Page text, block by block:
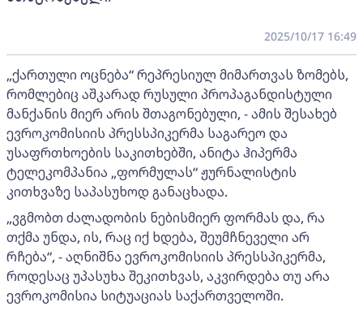
2025/10/17 16:49
„ქართული ოცნება“ რეპრესიულ მიმართვას ზომებს,
რომლებიც აშკარად რუსული პროპაგანდისტული
მანქანის მიერ არის შთაგონებული, - ამის შესახებ
ევროკომისიის პრესსპიკერმა საგარეო და
უსაფრთხოების საკითხებში, ანიტა ჰიპერმა
ტელეკომპანია „ფორმულას“ ჟურნალისტის
კითხვაზე საპასუხოდ განაცხადა.
„ვგმობთ ძალადობის ნებისმიერ ფორმას და, რა
თქმა უნდა, ის, რაც იქ ხდება, შეუმჩნეველი არ
რჩება“, - აღნიშნა ევროკომისიის პრესსპიკერმა,
როდესაც უპასუხა შეკითხვას, აკვირდება თუ არა
ევროკომისია სიტუაციას საქართველოში.